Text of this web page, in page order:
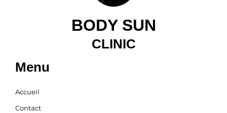
BODY SUN
CLINIC
Menu
Accueil
Contact